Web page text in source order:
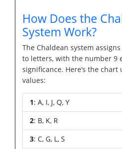
How Does the
System Work?
The Chaldean system
to letters, with the number 9
significance. Here’s the
values:
1: A, I, J, Q, Y
2: B, K, R
3: C, G, L, S